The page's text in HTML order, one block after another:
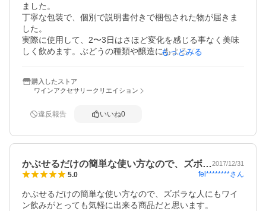
ました。
丁寧な包装で、個別で説明書付きで梱包された物が届きま
した。
実際に使用して、2〜3日はさほど変化を感じる事なく美味
しく飲めます。ぶどうの種類や醸造にもよるでしょうが、
もっとみる
購入したストア
ワインアクセサリークリエイション
違反報告 いいね0
かぶせるだけの簡単な使い方なので、ズボ…2017/12/31
5.0 fel********さん
かぶせるだけの簡単な使い方なので、ズボラな人にもワイ
ン飲みがとっても気軽に出来る商品だと思います。